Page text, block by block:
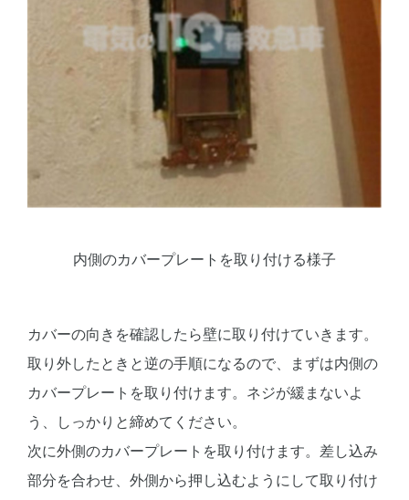
内側のカバープレートを取り付ける様子
カバーの向きを確認したら壁に取り付けていきます。
取り外したときと逆の手順になるので、まずは内側の
カバープレートを取り付けます。ネジが緩まないよ
う、しっかりと締めてください。
次に外側のカバープレートを取り付けます。差し込み
部分を合わせ、外側から押し込むようにして取り付け